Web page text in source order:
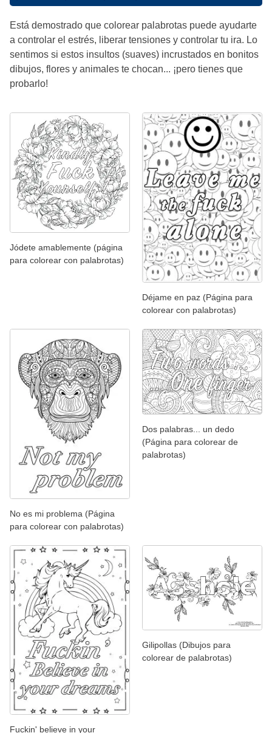
Está demostrado que colorear palabrotas puede ayudarte
a controlar el estrés, liberar tensiones y controlar tu ira. Lo
sentimos si estos insultos (suaves) incrustados en bonitos
dibujos, flores y animales te chocan... ¡pero tienes que
probarlo!
Jódete amablemente (página
para colorear con palabrotas)
Déjame en paz (Página para
colorear con palabrotas)
No es mi problema (Página
para colorear con palabrotas)
Dos palabras... un dedo
(Página para colorear de
palabrotas)
Fuckin' believe in your
Gilipollas (Dibujos para
colorear de palabrotas)